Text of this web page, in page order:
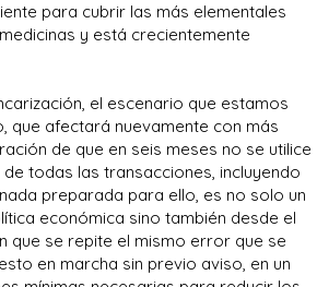
para cubrir las más elementales
y está crecientemente
el escenario que estamos
que afectará nuevamente con más
de que en seis meses no se utilice
todas las transacciones, incluyendo
preparada para ello, es no solo un
económica sino también desde el
que se repite el mismo error que se
en marcha sin previo aviso, en un